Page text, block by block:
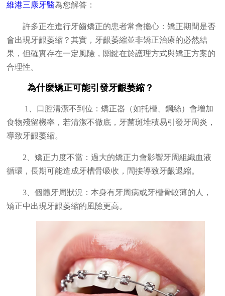
維港三康牙醫為您解答：
許多正在進行牙齒矯正的患者常會擔心：矯正期間是否
會出現牙齦萎縮？其實，牙齦萎縮並非矯正治療的必然結
果，但確實存在一定風險，關鍵在於護理方式與矯正方案的
合理性。
為什麼矯正可能引發牙齦萎縮？
1、口腔清潔不到位：矯正器（如托槽、鋼絲）會增加
食物殘留機率，若清潔不徹底，牙菌斑堆積易引發牙周炎，
導致牙齦萎縮。
2、矯正力度不當：過大的矯正力會影響牙周組織血液
循環，長期可能造成牙槽骨吸收，間接導致牙齦退縮。
3、個體牙周狀況：本身有牙周病或牙槽骨較薄的人，
矯正中出現牙齦萎縮的風險更高。